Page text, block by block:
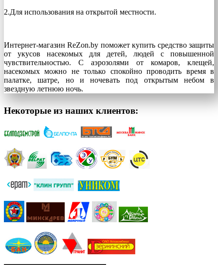
2.Для использования на открытой местности.
Интернет-магазин ReZon.by поможет купить средство защиты
от укусов насекомых для детей, людей с повышенной
чувствительностью. С аэрозолями от комаров, клещей,
насекомых можно не только спокойно проводить время в
палатке, шатре, но и ночевать под открытым небом в
звездную летнюю ночь.
Некоторые из наших клиентов: